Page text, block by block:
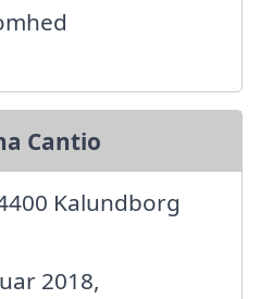
Cantio
Kalundborg
2018,